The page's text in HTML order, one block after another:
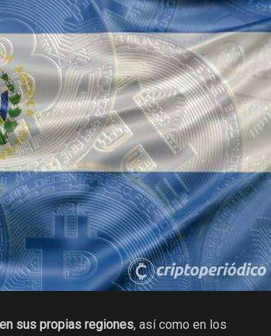
sus propias regiones, así como en los